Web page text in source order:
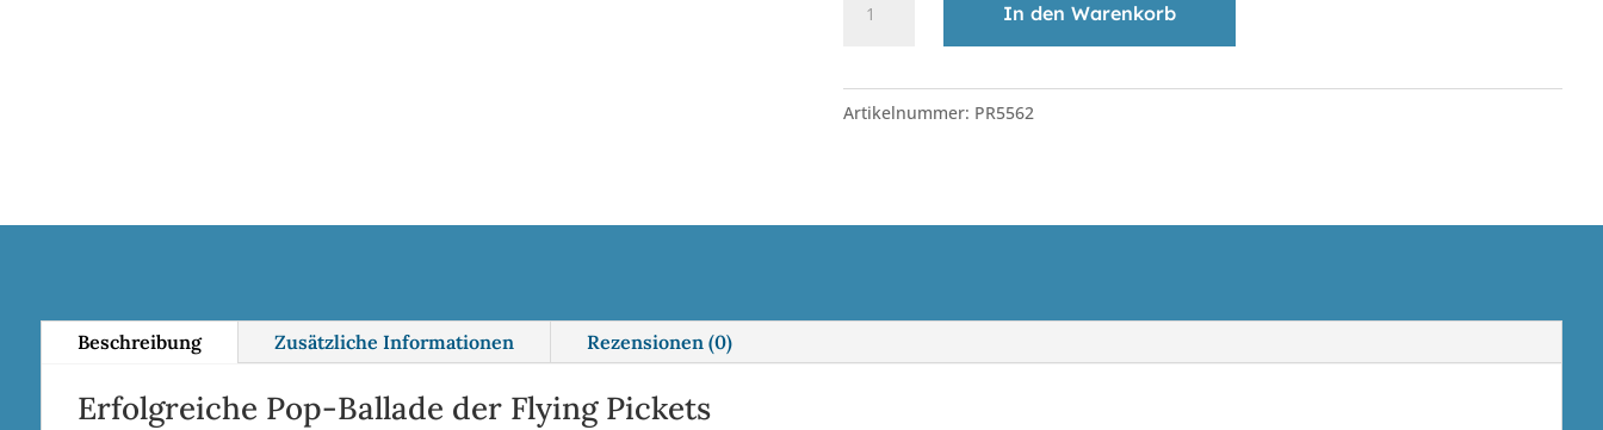
You
3
Solo-
Kl.
In den Warenkorb
l
t
n
i
Artikelnummer: PR5562
Beschreibung Zusätzliche Informationen Rezensionen (0)
Erfolgreiche Pop-Ballade der Flying Pickets